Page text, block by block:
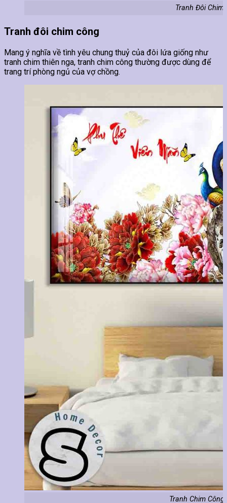
Tranh Đôi Chim
Tranh đôi chim công
Mang ý nghĩa về tình yêu chung thuỷ của đôi lứa giống như
tranh chim thiên nga, tranh chim công thường được dùng để
trang trí phòng ngủ của vợ chồng.
Tranh Chim